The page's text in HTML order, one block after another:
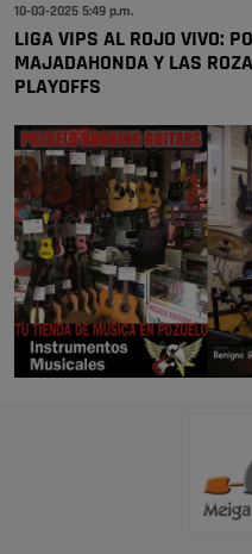
10-03-2025 5:49 p.m.
LIGA VIPS AL ROJO VIVO:
MAJADAHONDA Y LAS
PLAYOFFS